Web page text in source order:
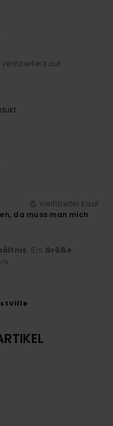
Verifizierter Kauf
Verifizierter Kauf
da muss man mich
: 5/5 Größe:
/5